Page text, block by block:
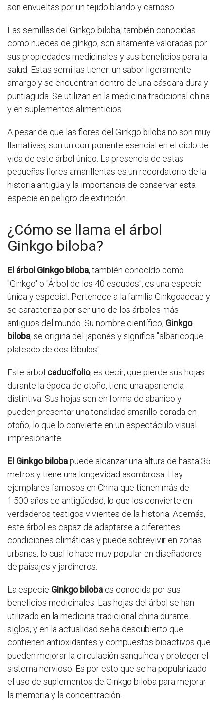
son envueltas por un tejido blando y carnoso.
Las semillas del Ginkgo biloba, también conocidas
como nueces de ginkgo, son altamente valoradas por
sus propiedades medicinales y sus beneficios para la
salud. Estas semillas tienen un sabor ligeramente
amargo y se encuentran dentro de una cáscara dura y
puntiaguda. Se utilizan en la medicina tradicional china
y en suplementos alimenticios.
A pesar de que las flores del Ginkgo biloba no son muy
llamativas, son un componente esencial en el ciclo de
vida de este árbol único. La presencia de estas
pequeñas flores amarillentas es un recordatorio de la
historia antigua y la importancia de conservar esta
especie en peligro de extinción.
¿Cómo se llama el árbol
Ginkgo biloba?
El árbol Ginkgo biloba, también conocido como
"Ginkgo" o "Árbol de los 40 escudos", es una especie
única y especial. Pertenece a la familia Ginkgoaceae y
se caracteriza por ser uno de los árboles más
antiguos del mundo. Su nombre científico, Ginkgo
biloba, se origina del japonés y significa "albaricoque
plateado de dos lóbulos".
Este árbol caducifolio, es decir, que pierde sus hojas
durante la época de otoño, tiene una apariencia
distintiva. Sus hojas son en forma de abanico y
pueden presentar una tonalidad amarillo dorada en
otoño, lo que lo convierte en un espectáculo visual
impresionante.
El Ginkgo bilobapuede alcanzar una altura de hasta 35
metros y tiene una longevidad asombrosa. Hay
ejemplares famosos en China que tienen más de
1.500 años de antigüedad, lo que los convierte en
verdaderos testigos vivientes de la historia. Además,
este árbol es capaz de adaptarse a diferentes
condiciones climáticas y puede sobrevivir en zonas
urbanas, lo cual lo hace muy popular en diseñadores
de paisajes y jardineros.
La especie Ginkgo biloba es conocida por sus
beneficios medicinales. Las hojas del árbol se han
utilizado en la medicina tradicional china durante
siglos, y en la actualidad se ha descubierto que
contienen antioxidantes y compuestos bioactivos que
pueden mejorar la circulación sanguínea y proteger el
sistema nervioso. Es por esto que se ha popularizado
el uso de suplementos de Ginkgo biloba para mejorar
la memoria y la concentración.